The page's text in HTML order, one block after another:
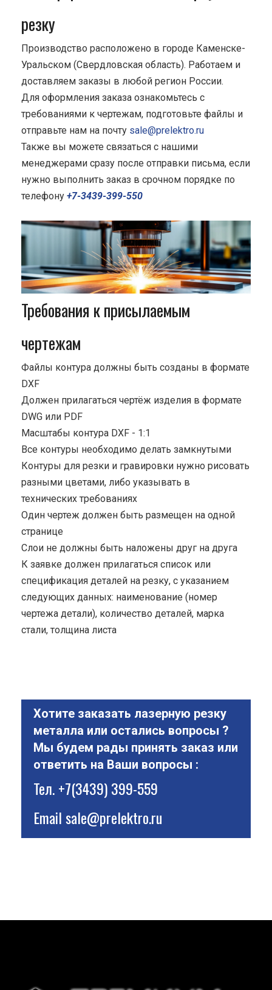
резку
Производство расположено в городе Каменске-
Уральском (Свердловская область). Работаем и
доставляем заказы в любой регион России.
Для оформления заказа ознакомьтесь с
требованиями к чертежам, подготовьте файлы и
отправьте нам на почту sale@prelektro.ru
Также вы можете связаться с нашими
менеджерами сразу после отправки письма, если
нужно выполнить заказ в срочном порядке по
телефону +7-3439-399-550
Требования к присылаемым
чертежам
Файлы контура должны быть созданы в формате
DXF
Должен прилагаться чертёж изделия в формате
DWG или PDF
Масштабы контура DXF - 1:1
Все контуры необходимо делать замкнутыми
Контуры для резки и гравировки нужно рисовать
разными цветами, либо указывать в
технических требованиях
Один чертеж должен быть размещен на одной
странице
Cлои не должны быть наложены друг на друга
К заявке должен прилагаться список или
спецификация деталей на резку, с указанием
следующих данных: наименование (номер
чертежа детали), количество деталей, марка
стали, толщина листа
Хотите заказать лазерную резку
металла или остались вопросы ?
Мы будем рады принять заказ или
ответить на Ваши вопросы :
Тел.+7(3439) 399-559
Emailsale@prelektro.ru